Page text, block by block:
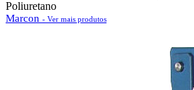
Poliuretano
Marcon - Ver mais produtos